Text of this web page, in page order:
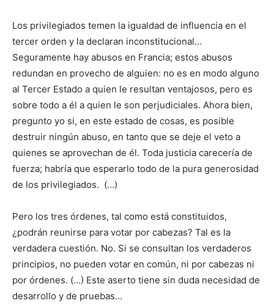
Los privilegiados temen la igualdad de influencia en el
tercer orden y la declaran inconstitucional…
Seguramente hay abusos en Francia; estos abusos
redundan en provecho de alguien: no es en modo alguno
al Tercer Estado a quien le resultan ventajosos, pero es
sobre todo a él a quien le son perjudiciales. Ahora bien,
pregunto yo si, en este estado de cosas, es posible
destruir ningún abuso, en tanto que se deje el veto a
quienes se aprovechan de él. Toda justicia carecería de
fuerza; habría que esperarlo todo de la pura generosidad
de los privilegiados. (…)
Pero los tres órdenes, tal como está constituidos,
¿podrán reunirse para votar por cabezas? Tal es la
verdadera cuestión. No. Si se consultan los verdaderos
principios, no pueden votar en común, ni por cabezas ni
por órdenes. (…) Este aserto tiene sin duda necesidad de
desarrollo y de pruebas…